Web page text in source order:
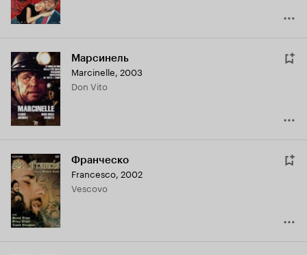
Марсинель
Marcinelle, 2003
Don Vito
Франческо
Francesco, 2002
Vescovo